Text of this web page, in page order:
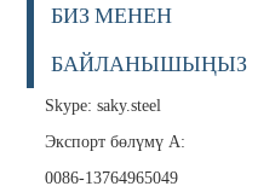
БИЗ МЕНЕН
БАЙЛАНЫШЫҢЫЗ
Skype: saky.steel
Экспорт бөлүмү А:
0086-13764965049